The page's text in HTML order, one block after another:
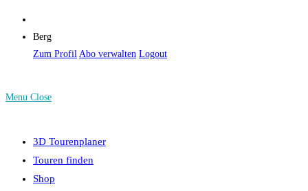
Berg
Zum Profil Abo verwalten Logout
Menu Close
3D Tourenplaner
Touren finden
Shop